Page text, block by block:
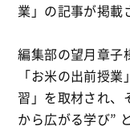
業」の記事が掲載
編集部の望月章子
「お米の出前授
習」を取材され、
から広がる学び”